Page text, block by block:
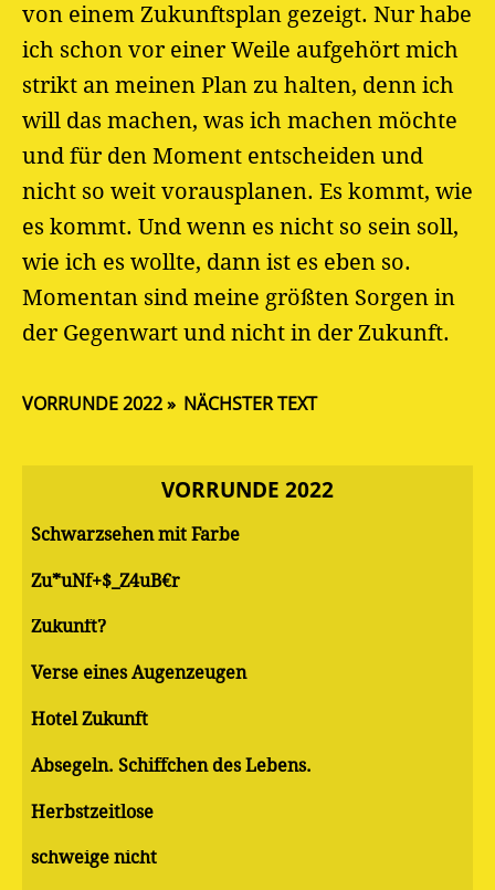
von einem Zukunftsplan gezeigt. Nur habe
ich schon vor einer Weile aufgehört mich
strikt an meinen Plan zu halten, denn ich
will das machen, was ich machen möchte
und für den Moment entscheiden und
nicht so weit vorausplanen. Es kommt, wie
es kommt. Und wenn es nicht so sein soll,
wie ich es wollte, dann ist es eben so.
Momentan sind meine größten Sorgen in
der Gegenwart und nicht in der Zukunft.
VORRUNDE 2022 NÄCHSTER TEXT
VORRUNDE 2022
Schwarzsehen mit Farbe
Zu*uNf+$_Z4uB€r
Zukunft?
Verse eines Augenzeugen
Hotel Zukunft
Absegeln. Schiffchen des Lebens.
Herbstzeitlose
schweige nicht